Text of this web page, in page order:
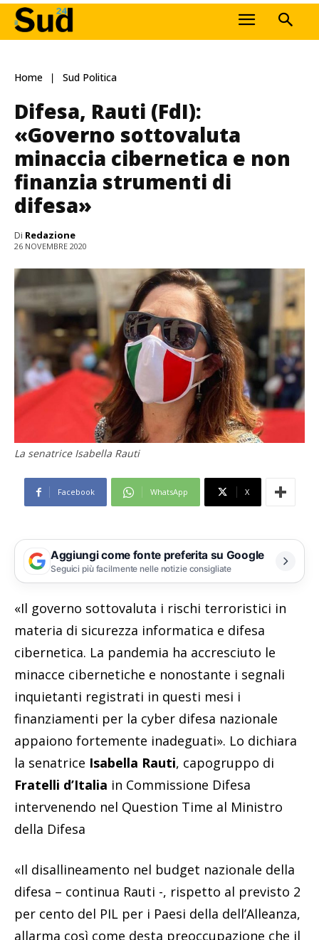
Home Sud Politica
Difesa, Rauti (FdI):
«Governo sottovaluta
minaccia cibernetica e non
finanzia strumenti di
difesa»
Di Redazione
26 NOVEMBRE 2020
La senatrice Isabella Rauti
Facebook WhatsApp X
Aggiungi come fonte preferita su Google
Seguici più facilmente nelle notizie consigliate
«Il governo sottovaluta i rischi terroristici in
materia di sicurezza informatica e difesa
cibernetica. La pandemia ha accresciuto le
minacce cibernetiche e nonostante i segnali
inquietanti registrati in questi mesi i
finanziamenti per la cyber difesa nazionale
appaiono fortemente inadeguati». Lo dichiara
la senatrice Isabella Rauti, capogruppo di
Fratelli d’Italia in Commissione Difesa
intervenendo nel Question Time al Ministro
della Difesa
«Il disallineamento nel budget nazionale della
difesa – continua Rauti -, rispetto al previsto 2
per cento del PIL per i Paesi della dell’Alleanza,
allarma così come desta preoccupazione che il